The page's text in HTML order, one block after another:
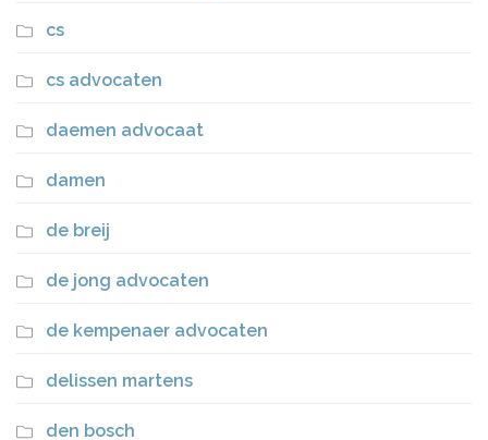
cs
cs advocaten
daemen advocaat
damen
de breij
de jong advocaten
de kempenaer advocaten
delissen martens
den bosch